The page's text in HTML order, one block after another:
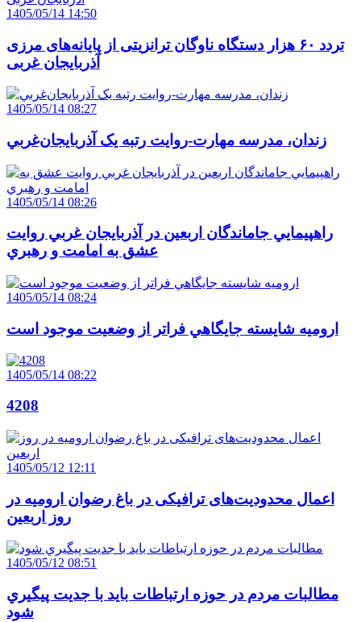
1405/05/14 14:50
تردد ۶۰ هزار دستگاه ناوگان ترانزیتی از پایانه‌های مرزی
آذربایجان ‌غربی
1405/05/14 08:27
زندان، مدرسه مهارت-روايت رتبه يک آذربايجان‌غربي
1405/05/14 08:26
راهپيمايي جاماندگان اربعين در آذربايجان غربي روايت
عشق به امامت و رهبري
1405/05/14 08:24
اروميه شايسته جايگاهي فراتر از وضعيت موجود است
1405/05/14 08:22
4208
1405/05/12 12:11
اعمال محدودیت‌های ترافیکی در باغ رضوان ارومیه در
روز اربعین
1405/05/12 08:51
مطالبات مردم در حوزه ارتباطات بايد با جديت پيگيري
شود